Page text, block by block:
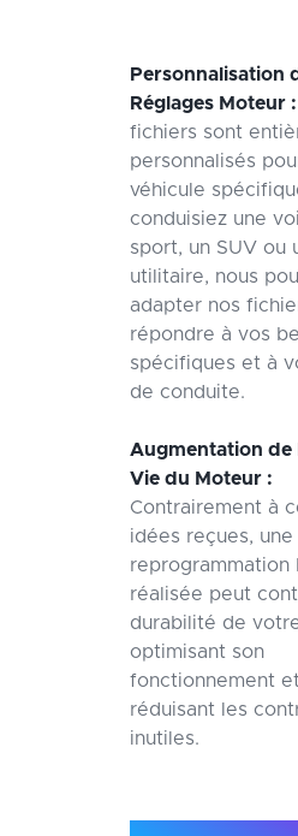
Personnalisation
Réglages Moteur :
fichiers sont
personnalisés
véhicule
conduisiez une
sport, un SUV ou
utilitaire, nous
adapter nos
répondre à vos
spécifiques et à
de conduite.
Augmentation de
Vie du Moteur :
Contrairement à
idées reçues, une
reprogrammation
réalisée peut
durabilité de
optimisant son
fonctionnement
réduisant les
inutiles.